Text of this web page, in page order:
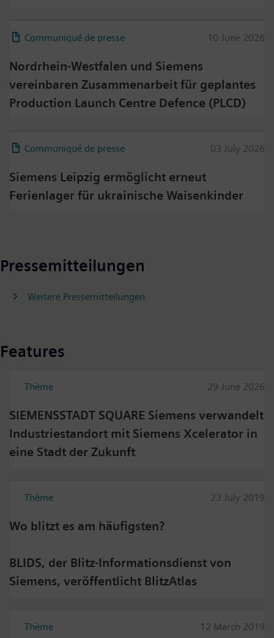
Communiqué de presse 10 June 2026
Nordrhein-Westfalen und Siemens
vereinbaren Zusammenarbeit für geplantes
Production Launch Centre Defence (PLCD)
Communiqué de presse 03 July 2026
Siemens Leipzig ermöglicht erneut
Ferienlager für ukrainische Waisenkinder
Pressemitteilungen
Weitere Pressemitteilungen
Features
Thème 29 June 2026
SIEMENSSTADT SQUARE Siemens verwandelt
Industriestandort mit Siemens Xcelerator in
eine Stadt der Zukunft
Thème 23 July 2019
Wo blitzt es am häufigsten?
BLIDS, der Blitz-Informationsdienst von
Siemens, veröffentlicht BlitzAtlas
Thème 12 March 2019